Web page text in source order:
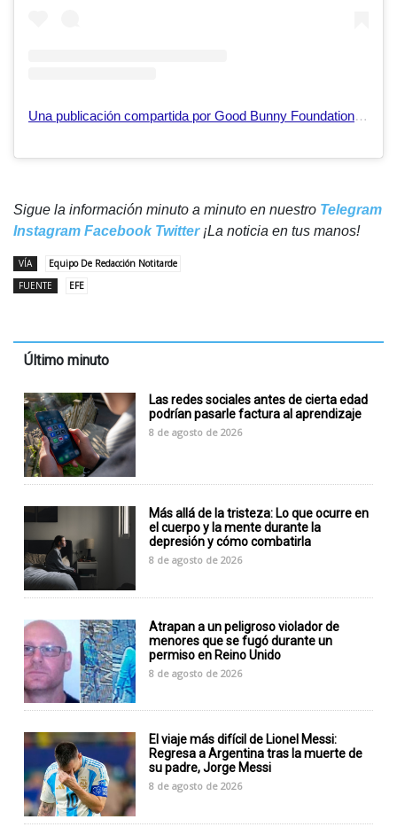
Una publicación compartida por Good Bunny Foundation (@goodbunnyfoundation)
Sigue la información minuto a minuto en nuestro Telegram
Instagram Facebook Twitter¡La noticia en tus manos!
VÍA
Equipo De Redacción Notitarde
FUENTE
EFE
Último minuto
Las redes sociales antes de cierta edad
podrían pasarle factura al aprendizaje
8 de agosto de 2026
Más allá de la tristeza: Lo que ocurre en
el cuerpo y la mente durante la
depresión y cómo combatirla
8 de agosto de 2026
Atrapan a un peligroso violador de
menores que se fugó durante un
permiso en Reino Unido
8 de agosto de 2026
El viaje más difícil de Lionel Messi:
Regresa a Argentina tras la muerte de
su padre, Jorge Messi
8 de agosto de 2026